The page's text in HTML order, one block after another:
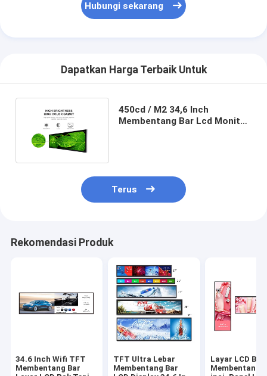
Hubungi sekarang
Dapatkan Harga Terbaik Untuk
450cd / M2 34,6 Inch
Membentang Bar Lcd Monitor
Terus
Rekomendasi Produk
34.6 Inch Wifi TFT
Membentang Bar
TFT Ultra Lebar
Membentang Bar
Layar LCD Bar
Membentang